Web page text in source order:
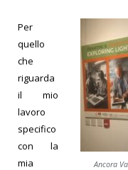
Ancora
Per
quello
che
riguarda
il mio
lavoro
specifico
con la
mia